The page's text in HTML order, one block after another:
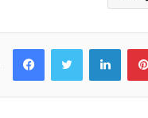
FacebookTwitter